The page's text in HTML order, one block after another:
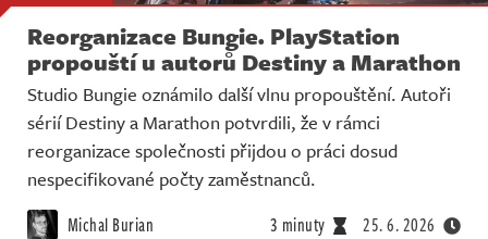
Reorganizace Bungie. PlayStation
propouští u autorů Destiny a Marathon
Studio Bungie oznámilo další vlnu propouštění. Autoři
sérií Destiny a Marathon potvrdili, že v rámci
reorganizace společnosti přijdou o práci dosud
nespecifikované počty zaměstnanců.
Michal Burian 3 minuty 25. 6. 2026